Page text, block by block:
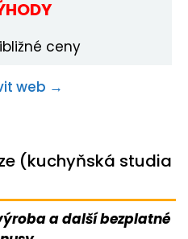
ceny
web →
(kuchyňská studia
a další bezplatné